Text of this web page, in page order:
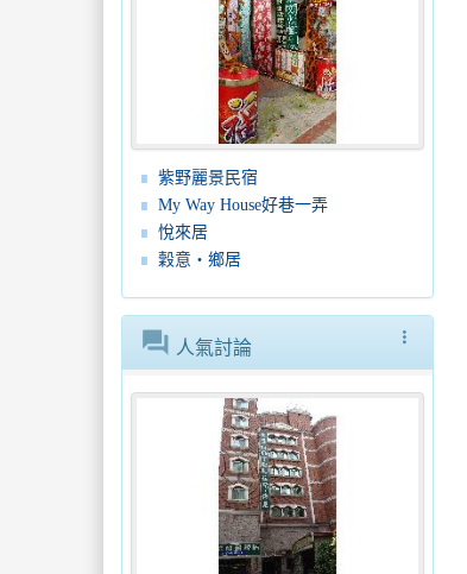
紫野麗景民宿
My Way House好巷一弄
悅來居
穀意‧鄉居
more_vert
forum 人氣討論